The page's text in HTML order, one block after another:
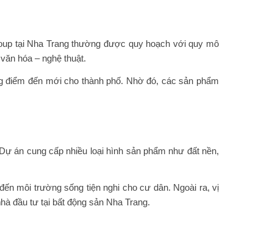
tại Nha Trang thường được quy hoạch với quy mô
hóa – nghệ thuật.
đến mới cho thành phố. Nhờ đó, các sản phẩm
án cung cấp nhiều loại hình sản phẩm như đất nền,
môi trường sống tiện nghi cho cư dân. Ngoài ra, vị
đầu tư tại bất động sản Nha Trang.